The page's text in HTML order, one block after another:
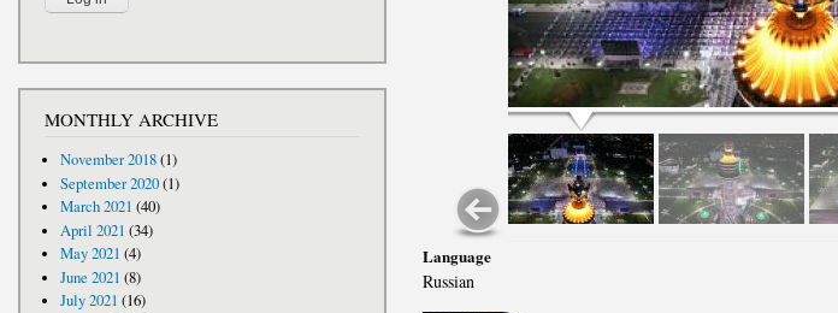
Language
Russian
MONTHLY ARCHIVE
November 2018(1)
September 2020(1)
March 2021 (40)
April 2021 (34)
May 2021 (4)
June 2021 (8)
July 2021 (16)